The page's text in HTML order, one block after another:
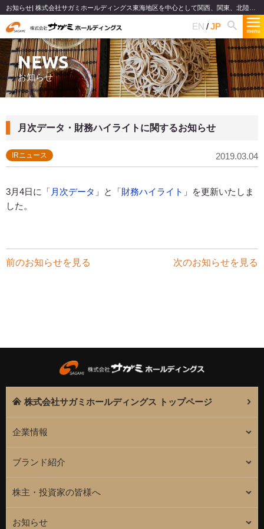
EN JP
NEWS
お知らせ
月次データ・財務ハイライトに関するお知らせ
IRニュース 2019.03.04
3月4日に「 月次データ 」と「財務ハイライト 」を更新いたしま
した。
前のお知らせを見る 次のお知らせを見る
株式会社サガミホールディングス トップページ
企業情報
ブランド紹介
株主・投資家の皆様へ
お知らせ